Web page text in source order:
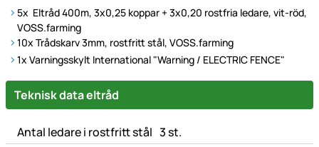
5x Eltråd 400m, 3x0,25 koppar + 3x0,20 rostfria ledare, vit-röd,
VOSS.farming
10x Trådskarv 3mm, rostfritt stål, VOSS.farming
1x Varningsskylt International "Warning / ELECTRIC FENCE"
Technische Daten
Teknisk data eltråd
Antal ledare i rostfritt stål 3 st.